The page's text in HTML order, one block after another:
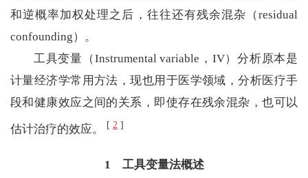
和逆概率加权处理之后，往往还有残余混杂（residual
confounding）。
工具变量（Instrumental variable，IV）分析原本是
计量经济学常用方法，现也用于医学领域，分析医疗手
段和健康效应之间的关系，即使存在残余混杂，也可以
估计治疗的效应。 [ 2 ]
1 工具变量法概述